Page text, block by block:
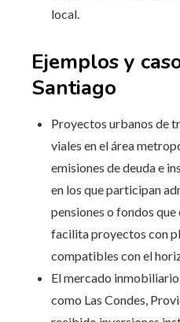
local.
Ejemplos y
Santiago
Proyectos urbanos de
viales en el área
emisiones de deuda e
en los que participan
pensiones o fondos que
facilita proyectos con
compatibles con el
El mercado
como Las Condes,